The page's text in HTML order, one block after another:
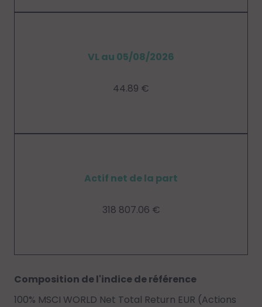
VL au 05/08/2026
44.89 €
Actif net de la part
318 807.06 €
Composition de l'indice de référence
100% MSCI WORLD Net Total Return EUR (Actions